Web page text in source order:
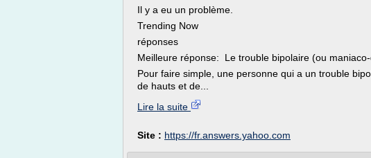
Il y a eu un problème.
Trending Now
réponses
Meilleure réponse: Le trouble bipolaire (ou
Pour faire simple, une personne qui a un trouble
de hauts et de...
Lire la suite
Site : https://fr.answers.yahoo.com